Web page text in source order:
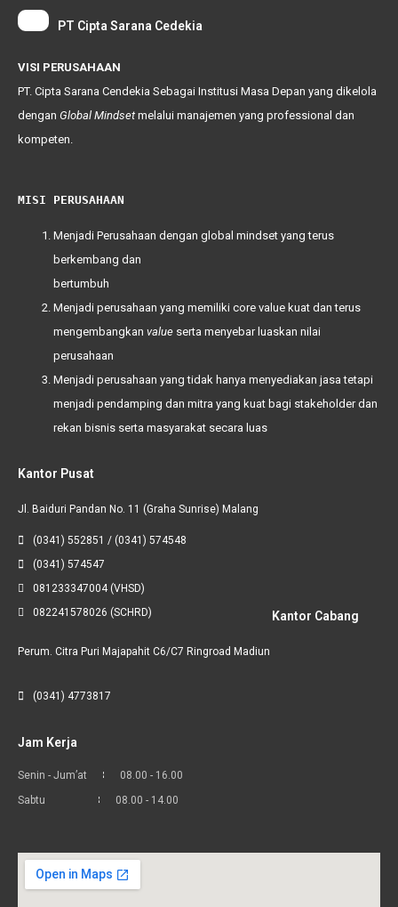
PT Cipta Sarana Cedekia
VISI PERUSAHAAN
PT. Cipta Sarana Cendekia Sebagai Institusi Masa Depan yang dikelola
dengan Global Mindset melalui manajemen yang professional dan
kompeten.
MISI PERUSAHAAN
Menjadi Perusahaan dengan global mindset yang terus
berkembang dan
bertumbuh
Menjadi perusahaan yang memiliki core value kuat dan terus
mengembangkan value serta menyebar luaskan nilai
perusahaan
Menjadi perusahaan yang tidak hanya menyediakan jasa tetapi
menjadi pendamping dan mitra yang kuat bagi stakeholderdan
rekan bisnis serta masyarakat secara luas
Kantor Pusat
Jl. Baiduri Pandan No. 11 (Graha Sunrise) Malang
(0341) 552851 / (0341) 574548
(0341) 574547
081233347004 (VHSD)
082241578026 (SCHRD)
Kantor Cabang
Perum. Citra Puri Majapahit C6/C7 Ringroad Madiun
(0341) 4773817
Jam Kerja
Senin - Jum’at
08.00 - 16.00
Sabtu
08.00 - 14.00